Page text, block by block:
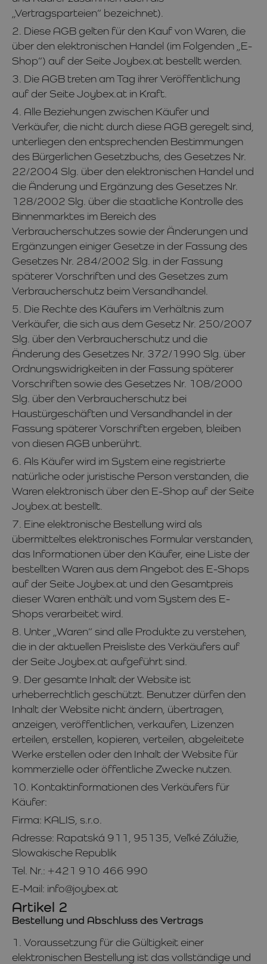
„Vertragsparteien“ bezeichnet).
2. Diese AGB gelten für den Kauf von Waren, die
über den elektronischen Handel (im Folgenden „E-
Shop“) auf der Seite Joybex.at bestellt werden.
3. Die AGB treten am Tag ihrer Veröffentlichung
auf der Seite Joybex.at in Kraft.
4. Alle Beziehungen zwischen Käufer und
Verkäufer, die nicht durch diese AGB geregelt sind,
unterliegen den entsprechenden Bestimmungen
des Bürgerlichen Gesetzbuchs, des Gesetzes Nr.
22/2004 Slg. über den elektronischen Handel und
die Änderung und Ergänzung des Gesetzes Nr.
128/2002 Slg. über die staatliche Kontrolle des
Binnenmarktes im Bereich des
Verbraucherschutzes sowie der Änderungen und
Ergänzungen einiger Gesetze in der Fassung des
Gesetzes Nr. 284/2002 Slg. in der Fassung
späterer Vorschriften und des Gesetzes zum
Verbraucherschutz beim Versandhandel.
5. Die Rechte des Käufers im Verhältnis zum
Verkäufer, die sich aus dem Gesetz Nr. 250/2007
Slg. über den Verbraucherschutz und die
Änderung des Gesetzes Nr. 372/1990 Slg. über
Ordnungswidrigkeiten in der Fassung späterer
Vorschriften sowie des Gesetzes Nr. 108/2000
Slg. über den Verbraucherschutz bei
Haustürgeschäften und Versandhandel in der
Fassung späterer Vorschriften ergeben, bleiben
von diesen AGB unberührt.
6. Als Käufer wird im System eine registrierte
natürliche oder juristische Person verstanden, die
Waren elektronisch über den E-Shop auf der Seite
Joybex.at bestellt.
7. Eine elektronische Bestellung wird als
übermitteltes elektronisches Formular verstanden,
das Informationen über den Käufer, eine Liste der
bestellten Waren aus dem Angebot des E-Shops
auf der Seite Joybex.at und den Gesamtpreis
dieser Waren enthält und vom System des E-
Shops verarbeitet wird.
8. Unter „Waren“ sind alle Produkte zu verstehen,
die in der aktuellen Preisliste des Verkäufers auf
der Seite Joybex.at aufgeführt sind.
9. Der gesamte Inhalt der Website ist
urheberrechtlich geschützt. Benutzer dürfen den
Inhalt der Website nicht ändern, übertragen,
anzeigen, veröffentlichen, verkaufen, Lizenzen
erteilen, erstellen, kopieren, verteilen, abgeleitete
Werke erstellen oder den Inhalt der Website für
kommerzielle oder öffentliche Zwecke nutzen.
10. Kontaktinformationen des Verkäufers für
Käufer:
Firma: KALIS, s.r.o.
Adresse: Rapatská 911, 95135, Veľké Zálužie,
Slowakische Republik
Tel. Nr.: +421 910 466 990
E-Mail: info@joybex.at
Artikel 2
Bestellung und Abschluss des Vertrags
1. Voraussetzung für die Gültigkeit einer
elektronischen Bestellung ist das vollständige und